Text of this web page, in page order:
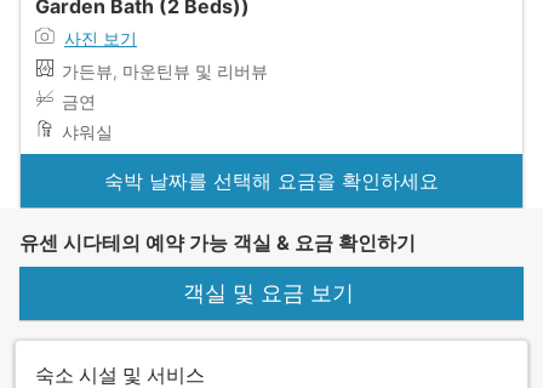
Garden Bath (2 Beds))
사진 보기
가든뷰, 마운틴뷰 및 리버뷰
금연
샤워실
숙박 날짜를 선택해 요금을 확인하세요
유센 시다테의 예약 가능 객실 & 요금 확인하기
객실 및 요금 보기
숙소 시설 및 서비스